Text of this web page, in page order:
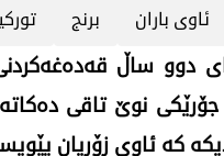
ئاوی باران برنج
دوو ساڵ
نوێ تاقی
کە ئاوی زۆریان